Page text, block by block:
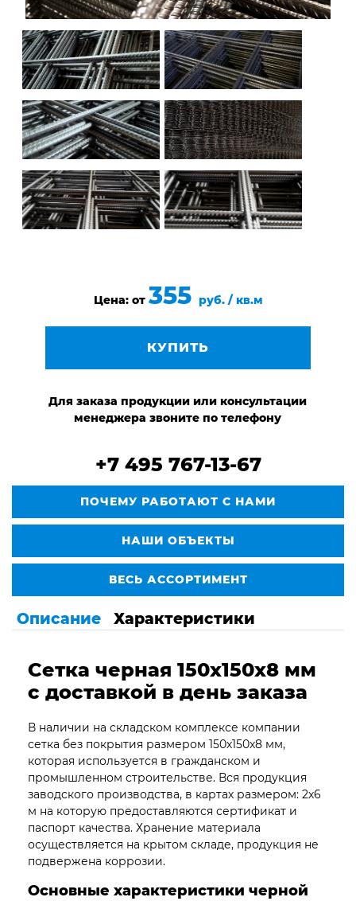
Цена: от 355 руб. / кв.м
КУПИТЬ
Для заказа продукции или консультации
менеджера звоните по телефону
+7 495 767-13-67
ПОЧЕМУ РАБОТАЮТ С НАМИ
НАШИ ОБЪЕКТЫ
ВЕСЬ АССОРТИМЕНТ
Описание Характеристики
Сетка черная 150х150х8 мм
с доставкой в день заказа
В наличии на складском комплексе компании
сетка без покрытия размером 150х150х8 мм,
которая используется в гражданском и
промышленном строительстве. Вся продукция
заводского производства, в картах размером: 2х6
м на которую предоставляются сертификат и
паспорт качества. Хранение материала
осуществляется на крытом складе, продукция не
подвержена коррозии.
Основные характеристики черной